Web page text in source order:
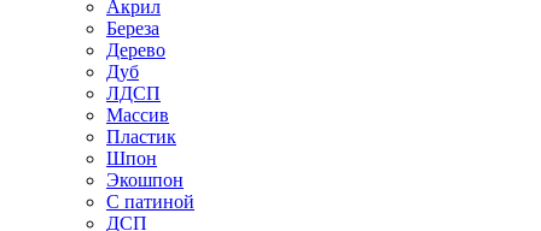
Акрил
Береза
Дерево
Дуб
ЛДСП
Массив
Пластик
Шпон
Экошпон
С патиной
ДСП